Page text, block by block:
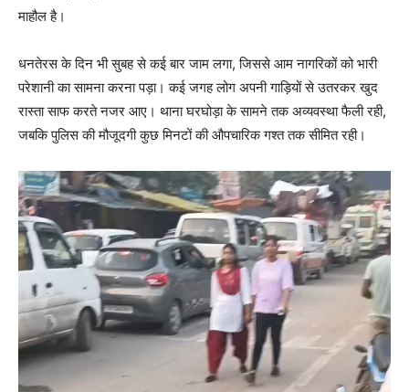
माहौल है।
धनतेरस के दिन भी सुबह से कई बार जाम लगा, जिससे आम नागरिकों को भारी
परेशानी का सामना करना पड़ा। कई जगह लोग अपनी गाड़ियों से उतरकर खुद
रास्ता साफ करते नजर आए। थाना घरघोड़ा के सामने तक अव्यवस्था फैली रही,
जबकि पुलिस की मौजूदगी कुछ मिनटों की औपचारिक गश्त तक सीमित रही।
Video
Player